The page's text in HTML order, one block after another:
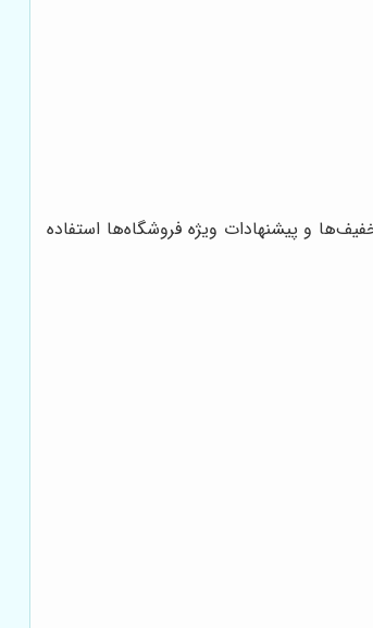
و پیشنهادات ویژه فروشگاه‌ها استفاده